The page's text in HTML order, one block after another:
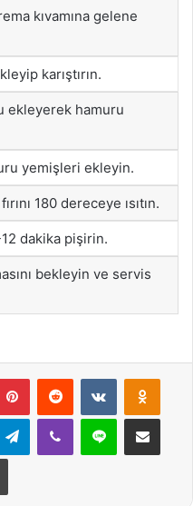
kıvamına gelene
karıştırın.
ekleyerek hamuru
yemişleri ekleyin.
180 dereceye ısıtın.
dakika pişirin.
bekleyin ve servis
PinterestReddit VKontakte
TelegramViber Line E-Posta ile
Yazdır